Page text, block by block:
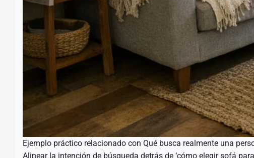
Ejemplo práctico relacionado con Qué busca realmente una
Alinear la intención de búsqueda detrás de ‘cómo elegir sofá